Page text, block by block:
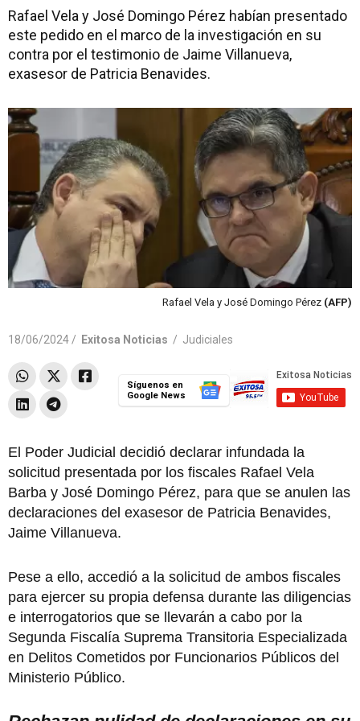
Rafael Vela y José Domingo Pérez habían presentado
este pedido en el marco de la investigación en su
contra por el testimonio de Jaime Villanueva,
exasesor de Patricia Benavides.
Rafael Vela y José Domingo Pérez (AFP)
18/06/2024 / Exitosa Noticias / Judiciales
Síguenos en
Google News
El Poder Judicial decidió declarar infundada la
solicitud presentada por los fiscales Rafael Vela
Barba y José Domingo Pérez, para que se anulen las
declaraciones del exasesor de Patricia Benavides,
Jaime Villanueva.
Pese a ello, accedió a la solicitud de ambos fiscales
para ejercer su propia defensa durante las diligencias
e interrogatorios que se llevarán a cabo por la
Segunda Fiscalía Suprema Transitoria Especializada
en Delitos Cometidos por Funcionarios Públicos del
Ministerio Público.